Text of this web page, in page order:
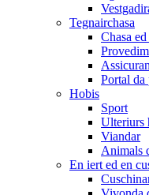
Tegnairchasa
Chasa
Portal da
Hobis
Sport
Ulteriurs
Viandar
Animals
En iert ed en